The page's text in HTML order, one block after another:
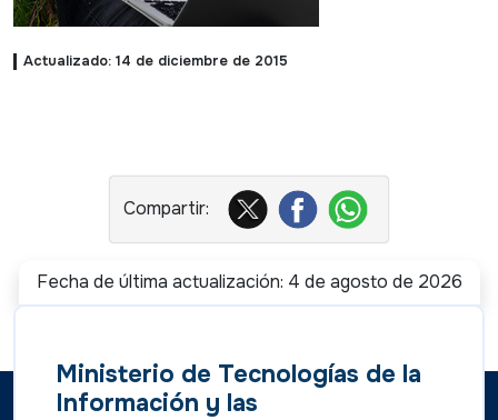
Actualizado: 14 de diciembre de 2015
Fecha de última actualización: 4 de agosto de 2026
Ministerio de Tecnologías de la
Información y las